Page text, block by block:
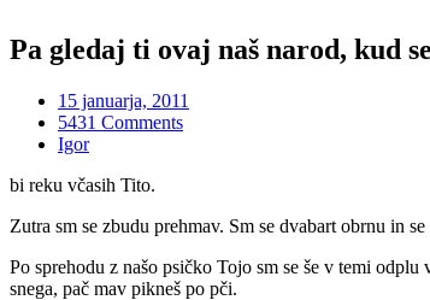
Pa gledaj ti ovaj naš narod, kud
15 januarja, 2011
5431 Comments
Igor
bi reku včasih Tito.
Zutra sm se zbudu prehmav. Sm se dvabart obrnu in
Po sprehodu z našo psičko Tojo sm se še v temi
snega, pač mav pikneš po pči.